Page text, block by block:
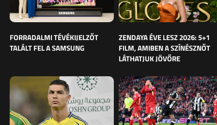
FORRADALMI TÉVÉKIJELZŐT
TALÁLT FEL A SAMSUNG
ZENDAYA ÉVE LESZ 2026: 5+1
FILM, AMIBEN A SZÍNÉSZNŐT
LÁTHATJUK JÖVŐRE